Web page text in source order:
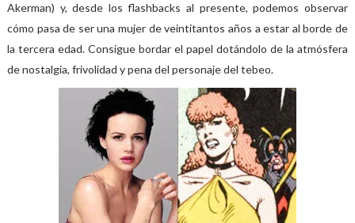
Akerman) y, desde los flashbacks al presente, podemos observar
cómo pasa de ser una mujer de veintitantos años a estar al borde de
la tercera edad. Consigue bordar el papel dotándolo de la atmósfera
de nostalgia, frivolidad y pena del personaje del tebeo.